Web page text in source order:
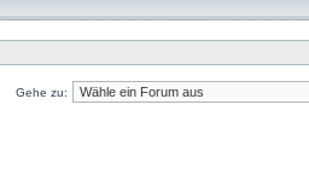
Gehe zu: